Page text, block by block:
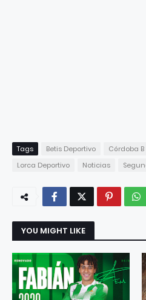
Tags Betis Deportivo Córdoba B
Lorca Deportivo
Noticias
YOU MIGHT LIKE